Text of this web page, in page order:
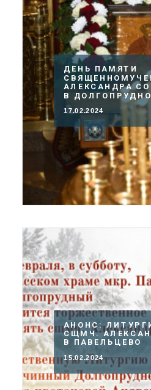
ДЕНЬ ПАМЯТИ
АЛЕКСАНДРА
В
17.02.2024
АНОНС:
СЩМЧ.
В ПАВЕЛЬЦЕВО
15.02.2024